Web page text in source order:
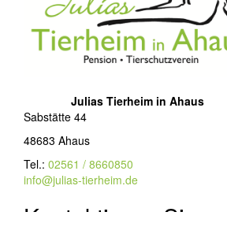
Julias Tierheim in Ahaus
Sabstätte 44
48683 Ahaus
Tel.: 02561 / 8660850
info@julias-tierheim.de
Kontaktieren Sie uns